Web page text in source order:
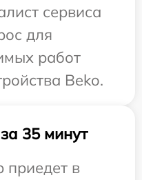
сервиса
для
работ
Beko.
35 минут
в